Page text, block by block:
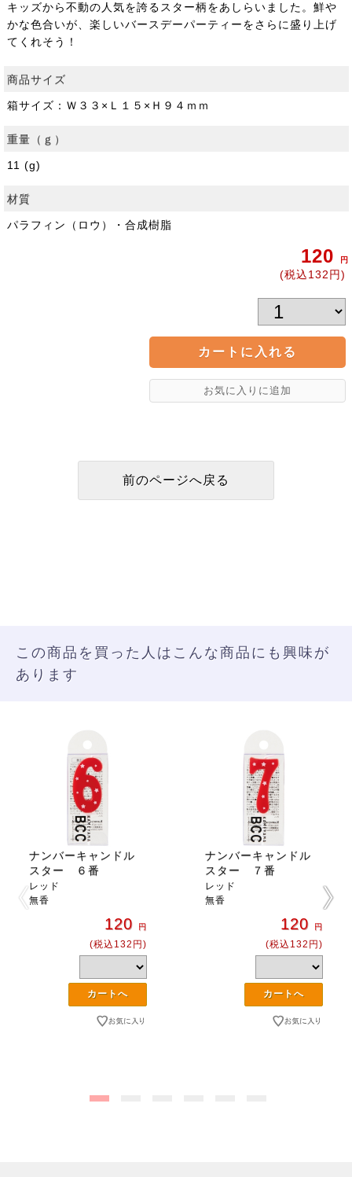
キッズから不動の人気を誇るスター柄をあしらいました。鮮や
かな色合いが、楽しいバースデーパーティーをさらに盛り上げ
てくれそう！
商品サイズ
箱サイズ：Ｗ３３×Ｌ１５×Ｈ９４ｍｍ
重量（ｇ）
11 (g)
材質
パラフィン（ロウ）・合成樹脂
120 円
(税込132円)
この商品を買った人はこんな商品にも興味が
あります
ナンバーキャンドル
スター ６番
レッド
無香
120 円
(税込132円)
ナンバーキャンドル
スター ７番
レッド
無香
120 円
(税込132円)